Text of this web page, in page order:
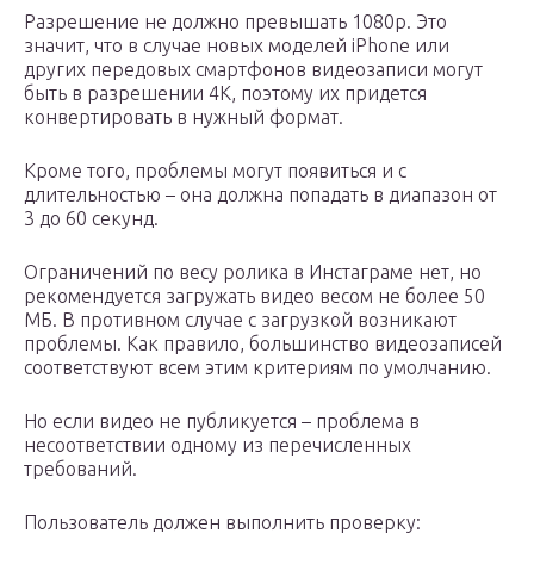
Разрешение не должно превышать 1080р. Это
значит, что в случае новых моделей iPhone или
других передовых смартфонов видеозаписи могут
быть в разрешении 4K, поэтому их придется
конвертировать в нужный формат.
Кроме того, проблемы могут появиться и с
длительностью – она должна попадать в диапазон от
3 до 60 секунд.
Ограничений по весу ролика в Инстаграме нет, но
рекомендуется загружать видео весом не более 50
МБ. В противном случае с загрузкой возникают
проблемы. Как правило, большинство видеозаписей
соответствуют всем этим критериям по умолчанию.
Но если видео не публикуется – проблема в
несоответствии одному из перечисленных
требований.
Пользователь должен выполнить проверку: